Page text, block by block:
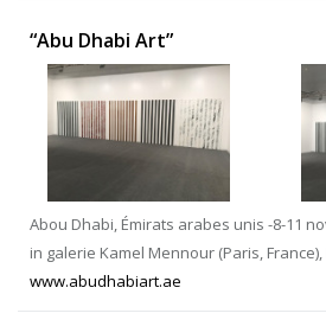
“Abu Dhabi Art”
Abou Dhabi, Émirats arabes unis -8-11
in galerie Kamel Mennour (Paris,
www.abudhabiart.ae